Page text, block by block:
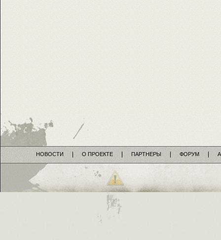
НОВОСТИ О ПРОЕКТЕ ПАРТНЕРЫ ФОРУМ